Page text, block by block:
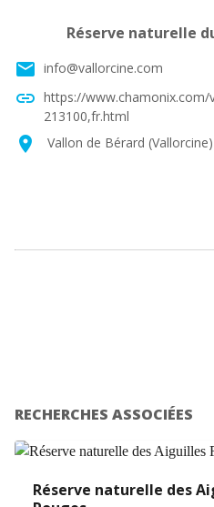
Réserve naturelle
email info@vallorcine.com
link https://www.chamonix.com/
213100,fr.html
location_on Vallon de Bérard (Vallorcine)
RECHERCHES ASSOCIÉES
Réserve naturelle des